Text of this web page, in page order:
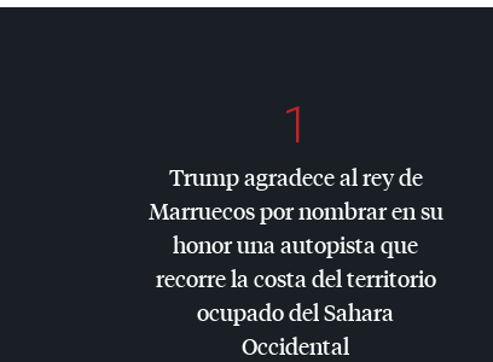
1
Trump agradece al rey de
Marruecos por nombrar en su
honor una autopista que
recorre la costa del territorio
ocupado del Sahara
Occidental